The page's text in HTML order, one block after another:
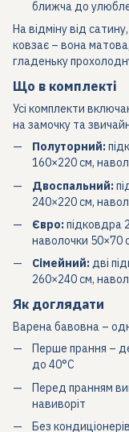
ближча до
На відміну від
ковзає – вона
гладеньку
Що в комплекті
Усі комплекти
на замочку та
Полуторний:
160×220 см,
Двоспальний:
240×220 см,
Євро:підковдра
наволочки 50×70
Сімейний:дві
260×240 см,
Як доглядати
Варена бавовна –
Перше прання –
до 40°C
Перед пранням
навиворіт
Без